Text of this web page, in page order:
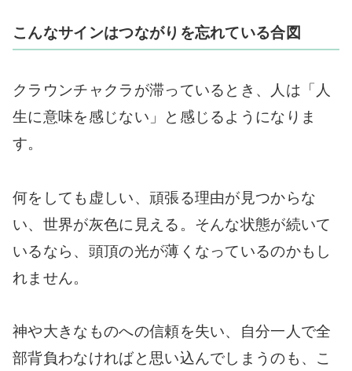
こんなサインはつながりを忘れている合図
クラウンチャクラが滞っているとき、人は「人
生に意味を感じない」と感じるようになりま
す。
何をしても虚しい、頑張る理由が見つからな
い、世界が灰色に見える。そんな状態が続いて
いるなら、頭頂の光が薄くなっているのかもし
れません。
神や大きなものへの信頼を失い、自分一人で全
部背負わなければと思い込んでしまうのも、こ